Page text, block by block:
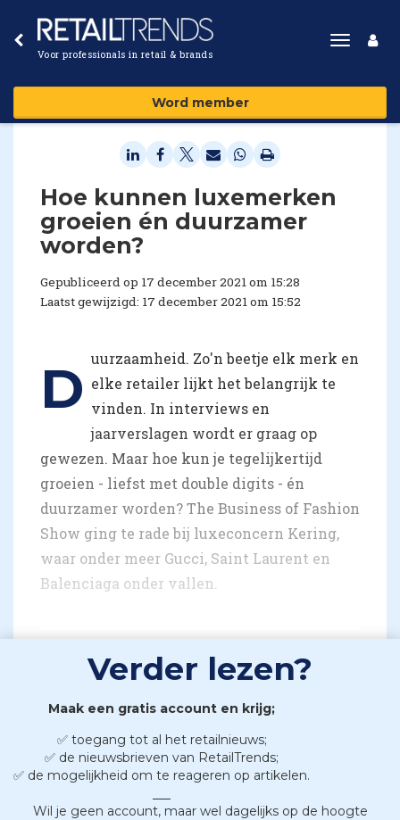
Voor professionals in retail & brands
Toggle
Word member
Hoe kunnen luxemerken
groeien én duurzamer
worden?
Gepubliceerd op 17 december 2021 om 15:28
Laatst gewijzigd: 17 december 2021 om 15:52
D uurzaamheid. Zo'n beetje elk merk en
elke retailer lijkt het belangrijk te
vinden. In interviews en
jaarverslagen wordt er graag op
gewezen. Maar hoe kun je tegelijkertijd
groeien - liefst met double digits - én
duurzamer worden? The Business of Fashion
Show ging te rade bij luxeconcern Kering,
waar onder meer Gucci, Saint Laurent en
Balenciaga onder vallen.
Verder lezen?
Maak een gratis account en krijg;
✅ toegang tot al het retailnieuws;
✅ de nieuwsbrieven van RetailTrends;
✅ de mogelijkheid om te reageren op artikelen.
Wil je geen account, maar wel dagelijks op de hoogte